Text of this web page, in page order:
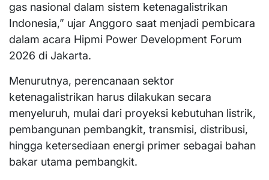
gas nasional dalam sistem ketenagalistrikan
Indonesia,” ujar Anggoro saat menjadi pembicara
dalam acara Hipmi Power Development Forum
2026 di Jakarta.
Menurutnya, perencanaan sektor
ketenagalistrikan harus dilakukan secara
menyeluruh, mulai dari proyeksi kebutuhan listrik,
pembangunan pembangkit, transmisi, distribusi,
hingga ketersediaan energi primer sebagai bahan
bakar utama pembangkit.